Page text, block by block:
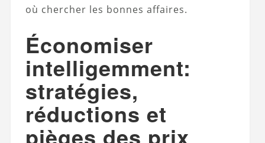
où chercher les bonnes affaires.
Économiser
intelligemment:
stratégies,
réductions et
pièges des prix